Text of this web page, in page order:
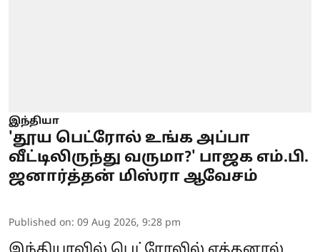
இந்தியா
'தூய பெட்ரோல் உங்க அப்பா
வீட்டிலிருந்து வருமா?' பாஜக எம்.பி.
ஜனார்த்தன் மிஸ்ரா ஆவேசம்
Published on: 09 Aug 2026, 9:28 pm